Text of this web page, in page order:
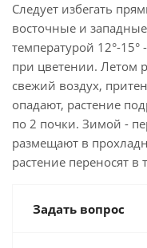
Следует избегать
восточные и
температурой 12°-
при цветении. Летом
свежий воздух,
опадают, растение
по 2 почки. Зимой -
размещают в
растение переносят
Задать вопрос